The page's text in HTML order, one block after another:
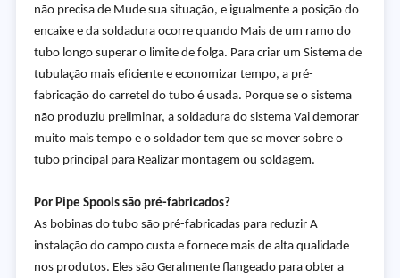
não precisa de Mude sua situação, e igualmente a posição do
encaixe e da soldadura ocorre quando Mais de um ramo do
tubo longo superar o limite de folga. Para criar um Sistema de
tubulação mais eficiente e economizar tempo, a pré-
fabricação do carretel do tubo é usada. Porque se o sistema
não produziu preliminar, a soldadura do sistema Vai demorar
muito mais tempo e o soldador tem que se mover sobre o
tubo principal para Realizar montagem ou soldagem.
Por Pipe Spools são pré-fabricados?
As bobinas do tubo são pré-fabricadas para reduzir A
instalação do campo custa e fornece mais de alta qualidade
nos produtos. Eles são Geralmente flangeado para obter a